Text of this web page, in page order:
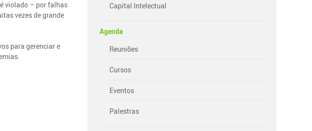
violado – por falhas
vezes de grande
para gerenciar e
Capital Intelectual
Agenda
Reuniões
Cursos
Eventos
Palestras